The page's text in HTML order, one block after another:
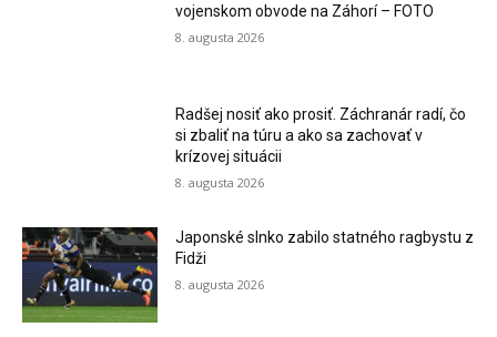
vojenskom obvode na Záhorí – FOTO
8. augusta 2026
Radšej nosiť ako prosiť. Záchranár radí, čo
si zbaliť na túru a ako sa zachovať v
krízovej situácii
8. augusta 2026
Japonské slnko zabilo statného ragbystu z
Fidži
8. augusta 2026